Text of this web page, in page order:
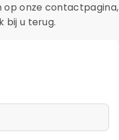
op onze contactpagina,
bij u terug.